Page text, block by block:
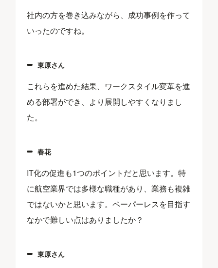
社内の方を巻き込みながら、成功事例を作って
いったのですね。
東原さん
これらを進めた結果、ワークスタイル変革を進
める部署ができ、より展開しやすくなりまし
た。
春花
IT化の促進も1つのポイントだと思います。特
に航空業界では多様な職種があり、業務も複雑
ではないかと思います。ペーパーレスを目指す
なかで難しい点はありましたか？
東原さん